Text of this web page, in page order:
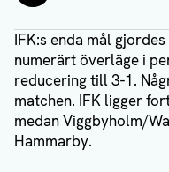
IFK:s enda mål gjordes
numerärt överläge i
reducering till 3-1.
matchen. IFK ligger
medan Viggbyholm/
Hammarby.